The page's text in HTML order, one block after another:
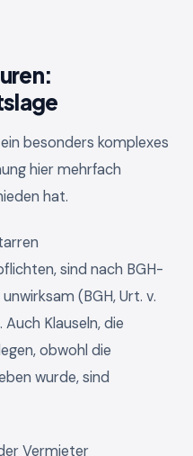
besonders komplexes
hier mehrfach
hat.
sind nach BGH-
(BGH, Urt. v.
Auch Klauseln, die
obwohl die
wurde, sind
Vermieter